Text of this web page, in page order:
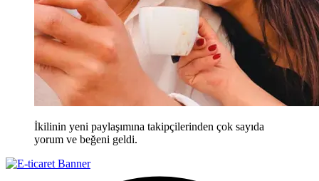
İkilinin yeni paylaşımına takipçilerinden çok sayıda
yorum ve beğeni geldi.